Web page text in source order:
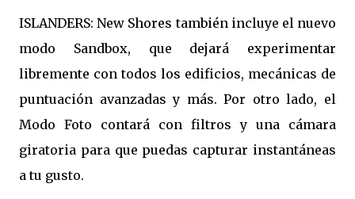
ISLANDERS: New Shores también incluye el nuevo
modo Sandbox, que dejará experimentar
libremente con todos los edificios, mecánicas de
puntuación avanzadas y más. Por otro lado, el
Modo Foto contará con filtros y una cámara
giratoria para que puedas capturar instantáneas
a tu gusto.